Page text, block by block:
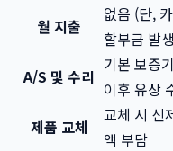
월 지출
없음 (단,
할부금 발
A/S 및 수리
기본 보증
이후 유상
제품 교체
교체 시 신
액 부담